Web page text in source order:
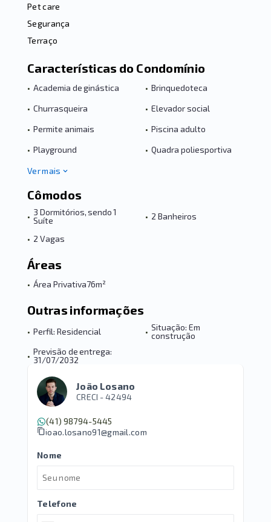
Pet care
Segurança
Terraço
Características do Condomínio
• Academia de ginástica • Brinquedoteca
• Churrasqueira • Elevador social
• Permite animais • Piscina adulto
• Playground • Quadra poliesportiva
Ver mais
Cômodos
• 3 Dormitórios, sendo 1
Suíte
• 2 Banheiros
• 2 Vagas
Áreas
• Área Privativa76m²
Outras informações
• Perfil: Residencial • Situação: Em
construção
• Previsão de entrega:
31/07/2032
João Losano
CRECI -42494
(41) 98794-5445
joao.losano91@gmail.com
Nome
Telefone